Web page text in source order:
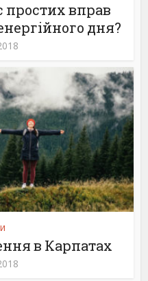
вправ
дня?
в Карпатах